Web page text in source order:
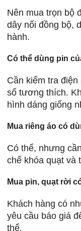
Nên mua trọn bộ
dây nối đồng bộ,
hành.
Có thể dùng pin
Cần kiểm tra
số tương thích.
hình dáng giống
Mua riêng áo có
Có thể, nhưng
chế khóa quạt và
Mua pin, quạt rời
Khách hàng có
yêu cầu báo giá
thể.